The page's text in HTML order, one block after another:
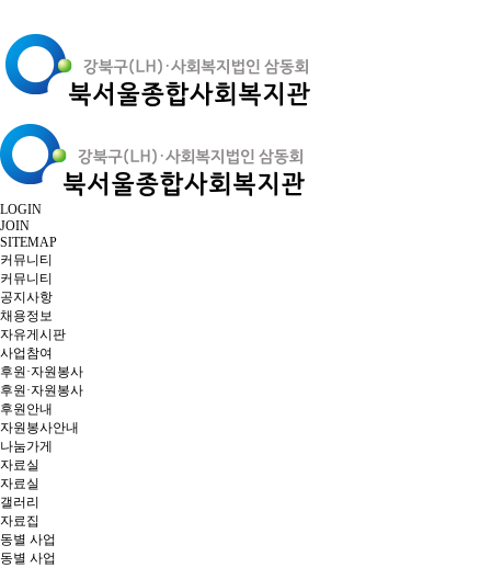
LOGIN
JOIN
SITEMAP
커뮤니티
커뮤니티
공지사항
채용정보
자유게시판
사업참여
후원·자원봉사
후원·자원봉사
후원안내
자원봉사안내
나눔가게
자료실
자료실
갤러리
자료집
동별 사업
동별 사업